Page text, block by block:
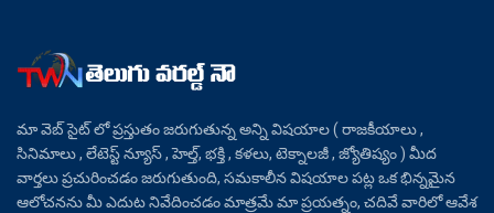
మా వెబ్ సైట్ లో ప్రస్తుతం జరుగుతున్న అన్ని విషయాల ( రాజకీయాలు ,
సినిమాలు , లేటెస్ట్ న్యూస్ , హెల్త్, భక్తి , కళలు, టెక్నాలజీ , జ్యోతిష్యం ) మీద
వార్తలు ప్రచురించడం జరుగుతుంది, సమకాలీన విషయాల పట్ల ఒక భిన్నమైన
ఆలోచనను మీ ఎదుట నివేదించడం మాత్రమే మా ప్రయత్నం, చదివే వారిలో ఆవేశ